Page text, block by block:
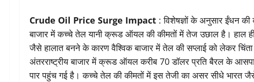
Crude Oil Price Surge Impact : विशेषज्ञों के अनुसार ईंधन की
बाजार में कच्चे तेल यानी क्रूड ऑयल की कीमतों में तेज उछाल है। हाल
जैसे हालात बनने के कारण वैश्विक बाजार में तेल की सप्लाई को लेकर
अंतरराष्ट्रीय बाजार में क्रूड ऑयल करीब 70 डॉलर प्रति बैरल के
पार पहुंच गई है। कच्चे तेल की कीमतों में इस तेजी का असर सीधे भारत